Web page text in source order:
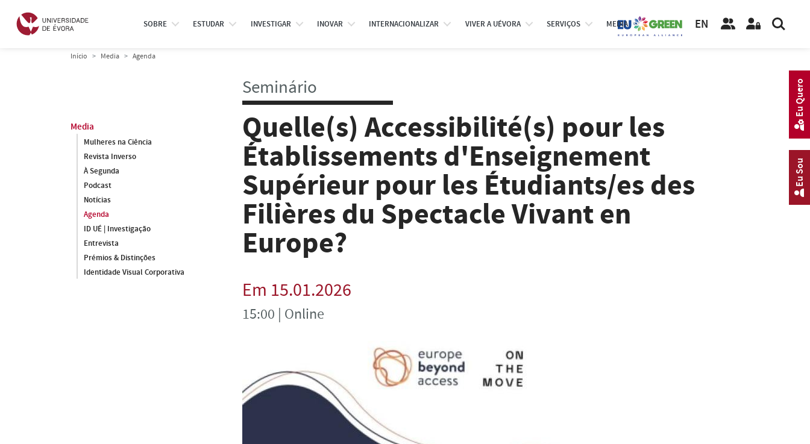
SOBRE ESTUDAR INVESTIGAR INOVAR INTERNACIONALIZAR VIVER A UÉVORA SERVIÇOS MEDIA EN
Início Media Agenda
Media
Mulheres na Ciência
Revista Inverso
À Segunda
Podcast
Notícias
Agenda
ID UÉ | Investigação
Entrevista
Prémios & Distinções
Identidade Visual Corporativa
Seminário
Quelle(s) Accessibilité(s) pour les
Établissements d'Enseignement
Supérieur pour les Étudiants/es des
Filières du Spectacle Vivant en
Europe?
Em 15.01.2026
15:00 | Online
Eu Sou
Eu Quero